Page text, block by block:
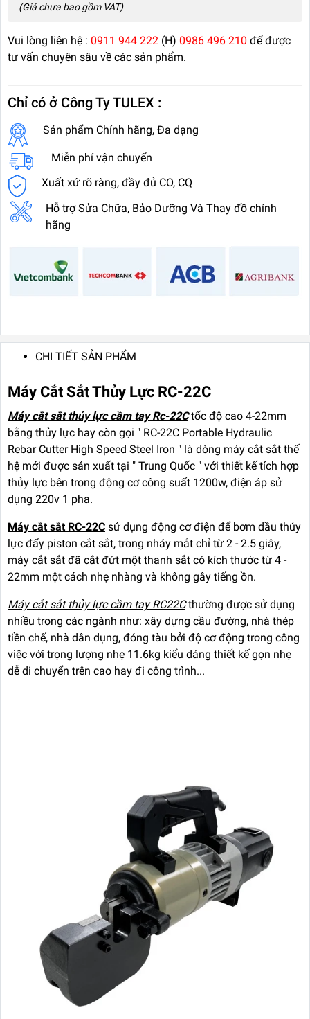
(Giá chưa bao gồm VAT)
Vui lòng liên hệ : 0911 944 222 (H) 0986 496 210 để được
tư vấn chuyên sâu về các sản phẩm.
Chỉ có ở Công Ty TULEX :
Sản phẩm Chính hãng, Đa dạng
Miễn phí vận chuyển
Xuất xứ rõ ràng, đầy đủ CO, CQ
Hỗ trợ Sửa Chữa, Bảo Dưỡng Và Thay đồ chính
hãng
CHI TIẾT SẢN PHẨM
Máy Cắt Sắt Thủy Lực RC-22C
Máy cắt sắt thủy lực cầm tay Rc-22Ctốc độ cao 4-22mm
bằng thủy lực hay còn gọi " RC-22C Portable Hydraulic
Rebar Cutter High Speed Steel Iron " là dòng máy cắt sắt thế
hệ mới được sản xuất tại " Trung Quốc " với thiết kế tích hợp
thủy lực bên trong động cơ công suất 1200w, điện áp sử
dụng 220v 1 pha.
Máy cắt sắt RC-22C sử dụng động cơ điện để bơm dầu thủy
lực đẩy piston cắt sắt, trong nháy mắt chỉ từ 2 - 2.5 giây,
máy cắt sắt đã cắt đứt một thanh sắt có kích thước từ 4 -
22mm một cách nhẹ nhàng và không gây tiếng ồn.
Máy cắt sắt thủy lực cầm tay RC22Cthường được sử dụng
nhiều trong các ngành như: xây dựng cầu đường, nhà thép
tiền chế, nhà dân dụng, đóng tàu bởi độ cơ động trong công
việc với trọng lượng nhẹ 11.6kg kiểu dáng thiết kế gọn nhẹ
dễ di chuyển trên cao hay đi công trình...